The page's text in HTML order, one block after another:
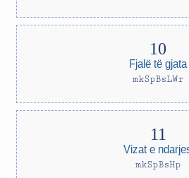
Fjalë të gjata
mkSpBsLWr
Vizat e
mkSpBsHp